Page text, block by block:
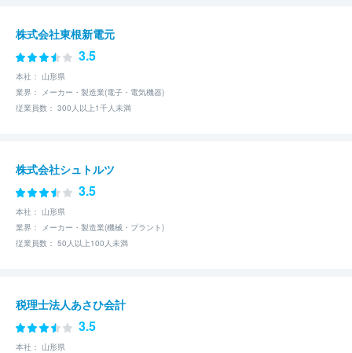
株式会社東根新電元
3.5
本社： 山形県
業界： メーカー・製造業(電子・電気機器)
従業員数： 300人以上1千人未満
株式会社シュトルツ
3.5
本社： 山形県
業界： メーカー・製造業(機械・プラント)
従業員数： 50人以上100人未満
税理士法人あさひ会計
3.5
本社： 山形県